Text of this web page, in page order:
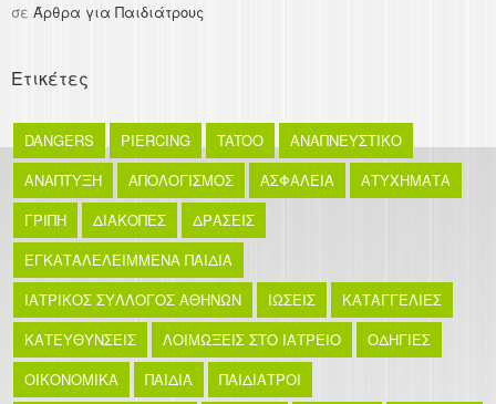
σε Άρθρα για Παιδιάτρους
Ετικέτες
DANGERS PIERCING TATOO
ΑΝΑΠΝΕΥΣΤΙΚΟ
ΑΝΑΠΤΥΞΗ
ΑΠΟΛΟΓΙΣΜΟΣ ΑΣΦΑΛΕΙΑ
ΑΤΥΧΗΜΑΤΑ
ΓΡΙΠΗ
ΔΙΑΚΟΠΕΣ
ΔΡΑΣΕΙΣ
ΕΓΚΑΤΑΛΕΛΕΙΜΜΕΝΑ ΠΑΙΔΙΑ
ΙΑΤΡΙΚΟΣ ΣΥΛΛΟΓΟΣ ΑΘΗΝΩΝ
ΙΩΣΕΙΣ
ΚΑΤΑΓΓΕΛΙΕΣ
ΚΑΤΕΥΘΥΝΣΕΙΣ
ΛΟΙΜΩΞΕΙΣ ΣΤΟ ΙΑΤΡΕΙΟ
ΟΔΗΓΙΕΣ
ΟΙΚΟΝΟΜΙΚΑ
ΠΑΙΔΙΑ
ΠΑΙΔΙΑΤΡΟΙ